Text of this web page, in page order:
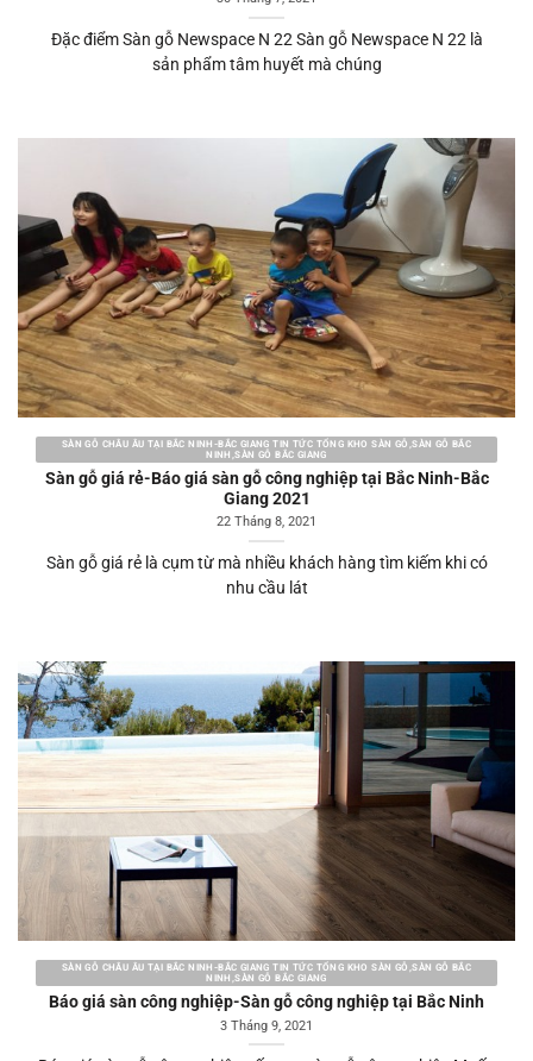
Đặc điểm Sàn gỗ Newspace N 22 Sàn gỗ Newspace N 22 là
sản phẩm tâm huyết mà chúng
SÀN GỖ CHÂU ÂU TẠI BẮC NINH-BẮC GIANG TIN TỨC TỔNG KHO SÀN GỖ,SÀN GỖ BẮC
NINH,SÀN GỖ BẮC GIANG
Sàn gỗ giá rẻ-Báo giá sàn gỗ công nghiệp tại Bắc Ninh-Bắc
Giang 2021
22 Tháng 8, 2021
Sàn gỗ giá rẻ là cụm từ mà nhiều khách hàng tìm kiếm khi có
nhu cầu lát
SÀN GỖ CHÂU ÂU TẠI BẮC NINH-BẮC GIANG TIN TỨC TỔNG KHO SÀN GỖ,SÀN GỖ BẮC
NINH,SÀN GỖ BẮC GIANG
Báo giá sàn công nghiệp-Sàn gỗ công nghiệp tại Bắc Ninh
3 Tháng 9, 2021